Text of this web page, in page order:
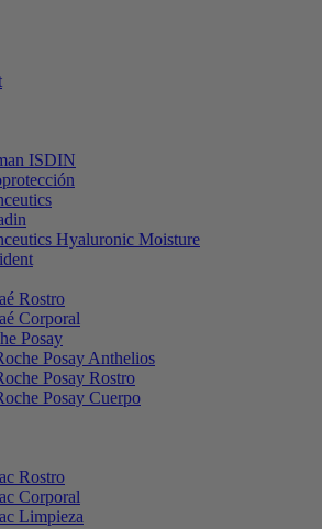
ISDIN
Hyaluronic Moisture
Rostro
Corporal
Posay
Posay Anthelios
Posay Rostro
Posay Cuerpo
Rostro
Corporal
Limpieza